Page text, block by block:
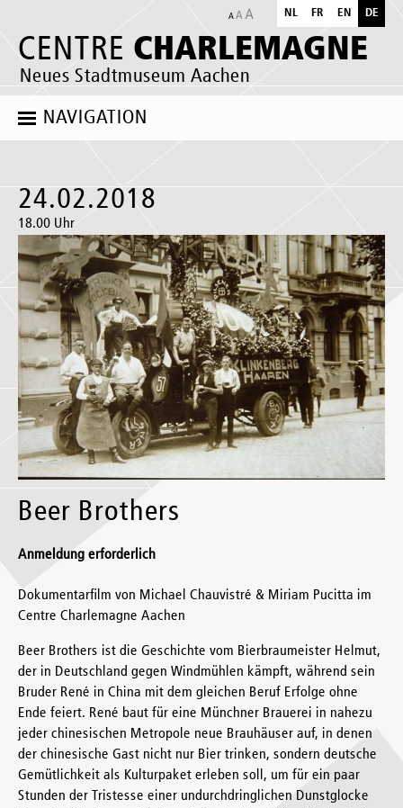
CENTRE CHARLEMAGNE
Neues Stadtmuseum Aachen
NL FR EN DE
NAVIGATION
24.02.2018
18.00 Uhr
Beer Brothers
Anmeldung erforderlich
Dokumentarfilm von Michael Chauvistré & Miriam Pucitta im
Centre Charlemagne Aachen
Beer Brothers ist die Geschichte vom Bierbraumeister Helmut,
der in Deutschland gegen Windmühlen kämpft, während sein
Bruder René in China mit dem gleichen Beruf Erfolge ohne
Ende feiert. René baut für eine Münchner Brauerei in nahezu
jeder chinesischen Metropole neue Brauhäuser auf, in denen
der chinesische Gast nicht nur Bier trinken, sondern deutsche
Gemütlichkeit als Kulturpaket erleben soll, um für ein paar
Stunden der Tristesse einer undurchdringlichen Dunstglocke